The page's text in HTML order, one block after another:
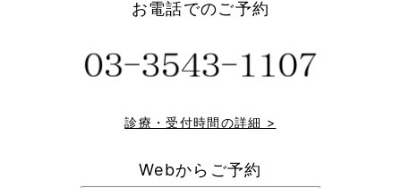
お電話でのご予約
診療・受付時間の詳細 >
Webからご予約